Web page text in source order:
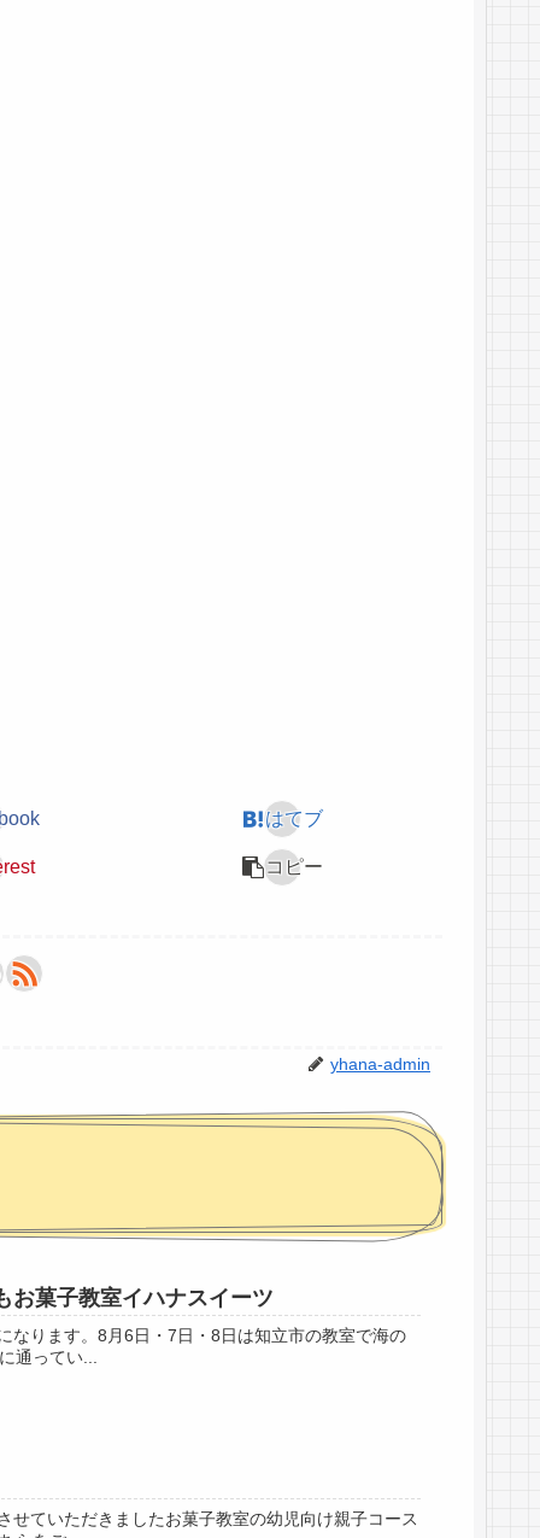
はてブ
コピー
yhana-admin
菓子教室イハナスイーツ
なります。8月6日・7日・8日は知立市の教室で海の
通ってい...
ていただきましたお菓子教室の幼児向け親子コース